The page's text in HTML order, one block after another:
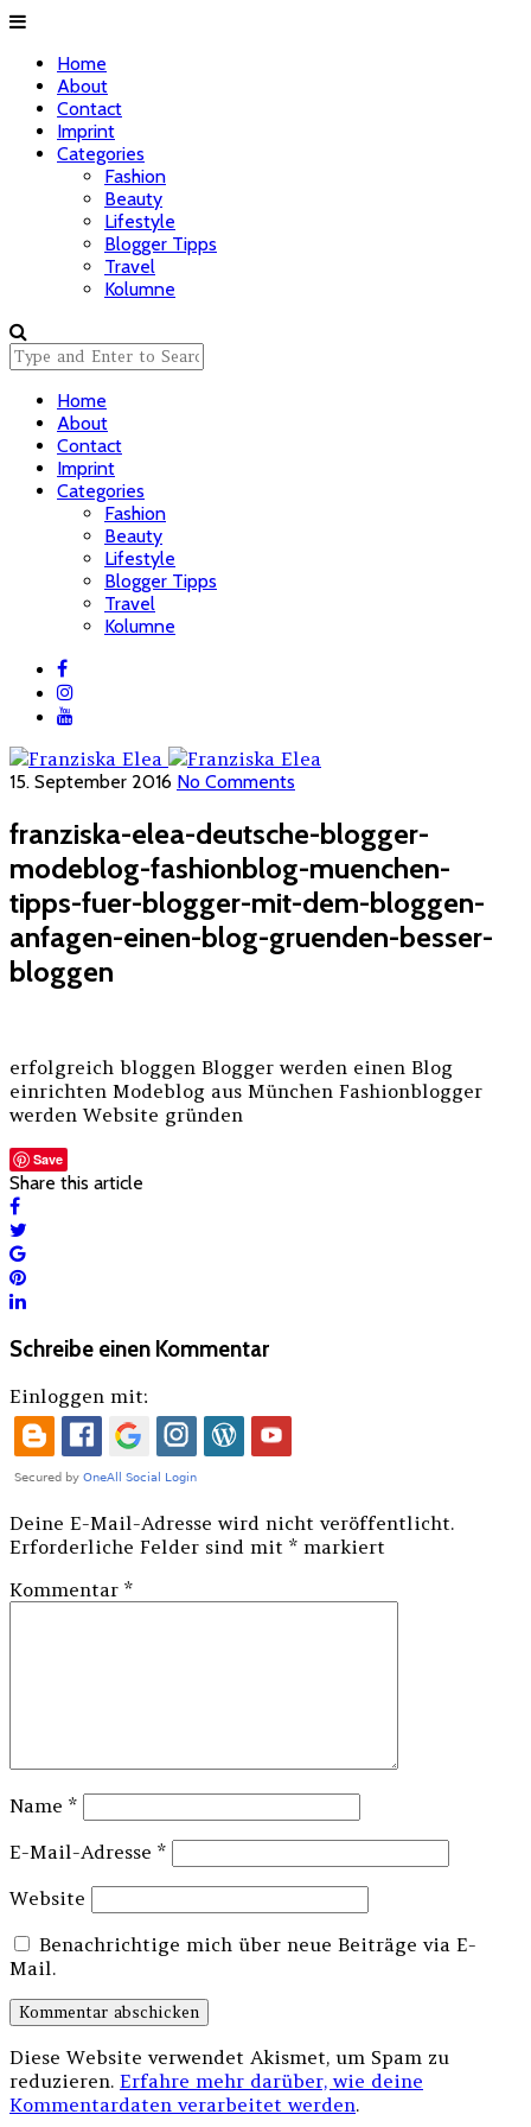
Home
About
Contact
Imprint
Categories
Fashion
Beauty
Lifestyle
Blogger Tipps
Travel
Kolumne
Home
About
Contact
Imprint
Categories
Fashion
Beauty
Lifestyle
Blogger Tipps
Travel
Kolumne
15. September 2016 No Comments
franziska-elea-deutsche-blogger-
modeblog-fashionblog-muenchen-
tipps-fuer-blogger-mit-dem-bloggen-
anfagen-einen-blog-gruenden-besser-
bloggen
erfolgreich bloggen Blogger werden einen Blog
einrichten Modeblog aus München Fashionblogger
werden Website gründen
Save
Share this article
Schreibe einen Kommentar
Einloggen mit:
Deine E-Mail-Adresse wird nicht veröffentlicht.
Erforderliche Felder sind mit * markiert
Kommentar *
Name *
E-Mail-Adresse *
Website
Benachrichtige mich über neue Beiträge via E-
Mail.
Diese Website verwendet Akismet, um Spam zu
reduzieren. Erfahre mehr darüber, wie deine
Kommentardaten verarbeitet werden.